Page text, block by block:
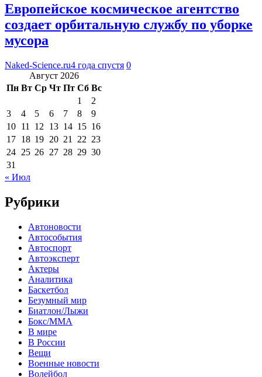
Европейское космическое агентство
создает орбитальную службу по уборке
мусора
Naked-Science.ru4 года спустя 0
Август 2026
Пн Вт Ср Чт Пт Сб Вс
1
2
3
4 5 6 7 8
9
10 11 12 13 14 15 16
17 18 19 20 21 22 23
24 25 26 27 28 29 30
31
« Июл
Рубрики
Автоновости
Автособытия
Автоспорт
Автоэксперт
Актеры
Аналитика
Баскетбол
Безумный мир
Биатлон/Лыжи
Бокс/MMA
В мире
В России
Вещи
Военные новости
Волейбол